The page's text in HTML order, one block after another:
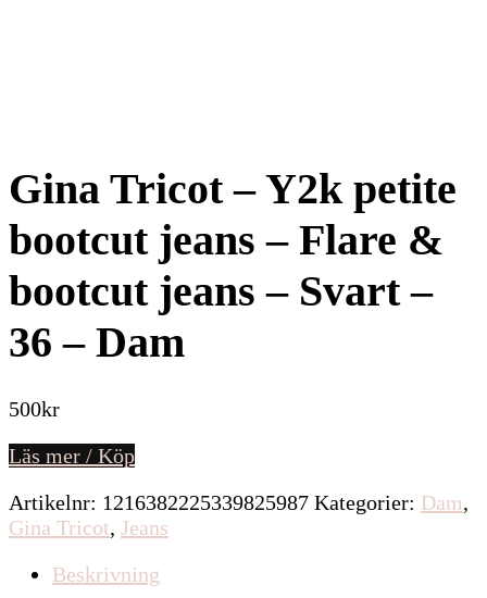
Gina Tricot – Y2k petite
bootcut jeans – Flare &
bootcut jeans – Svart –
36 – Dam
500kr
Läs mer / Köp
Artikelnr: 1216382225339825987 Kategorier: Dam,
Gina Tricot, Jeans
Beskrivning